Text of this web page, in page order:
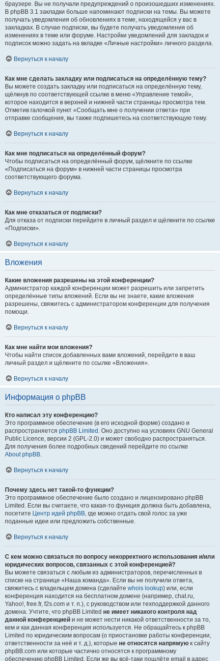
браузере. Вы не получали предупреждений о произошедших изменениях.
В phpBB 3.1 закладки больше напоминают подписки на темы. Вы можете
получать уведомления об обновлениях в теме, находящейся у вас в
закладках. В случае подписки, вы будете получать уведомления об
изменениях в теме или форуме. Настройки уведомлений для закладок и
подписок можно задать на вкладке «Личные настройки» личного раздела.
Вернуться к началу
Как мне сделать закладку или подписаться на определённую тему?
Вы можете создать закладку или подписаться на определённую тему,
щёлкнув по соответствующей ссылке в меню «Управление темой»,
которое находится в верхней и нижней части страницы просмотра тем.
Отметив галочкой пункт «Сообщать мне о получении ответа» при
отправке сообщения, вы также подпишетесь на соответствующую тему.
Вернуться к началу
Как мне подписаться на определённый форум?
Чтобы подписаться на определённый форум, щёлкните по ссылке
«Подписаться на форум» в нижней части страницы просмотра
соответствующего форума.
Вернуться к началу
Как мне отказаться от подписки?
Для отказа от подписки перейдите в личный раздел и щёлкните по ссылке
«Подписки».
Вернуться к началу
Вложения
Какие вложения разрешены на этой конференции?
Администратор каждой конференции может разрешить или запретить
определённые типы вложений. Если вы не знаете, какие вложения
разрешены, свяжитесь с администратором конференции для получения
помощи.
Вернуться к началу
Как мне найти мои вложения?
Чтобы найти список добавленных вами вложений, перейдите в ваш
личный раздел и щёлкните по ссылке «Вложения».
Вернуться к началу
Информация о phpBB
Кто написал эту конференцию?
Это программное обеспечение (в его исходной форме) создано и
распространяется phpBB Limited . Оно доступно на условиях GNU General
Public Licence, версии 2 (GPL-2.0) и может свободно распространяться.
Для получения более подробных сведений перейдите по ссылке
About phpBB.
Вернуться к началу
Почему здесь нет такой-то функции?
Это программное обеспечение было создано и лицензировано phpBB
Limited. Если вы считаете, что какая-то функция должна быть добавлена,
посетите Центр идей phpBB, где можно отдать свой голос за уже
поданные идеи или предложить собственные.
Вернуться к началу
С кем можно связаться по вопросу некорректного использования и/или
юридических вопросов, связанных с этой конференцией?
Вы можете связаться с любым из администраторов, перечисленных в
списке на странице «Наша команда». Если вы не получили ответа,
свяжитесь с владельцем домена (сделайте whois lookup) или, если
конференция находится на бесплатном домене (например, chat.ru,
Yahoo!, free.fr, f2s.com и т. п.), с руководством или техподдержкой данного
домена. Учтите, что phpBB Limited не имеет никакого контроля над
данной конференцией и не может нести никакой ответственности за то,
кем и как данная конференция используется. Не обращайтесь к phpBB
Limited по юридическим вопросам (о приостановке работы конференции,
ответственности за неё и т. д.), которые не относятся напрямую к сайту
phpBB.com или которые частично относятся к программному
обеспечению phpBB Limited. Если же вы всё-таки пошлёте email в адрес